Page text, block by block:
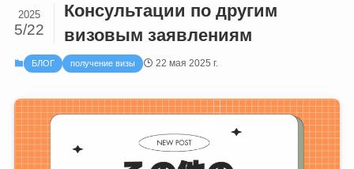
Консультации по другим
визовым заявлениям
2025
5/22
БЛОГ получение визы 22 мая 2025 г.